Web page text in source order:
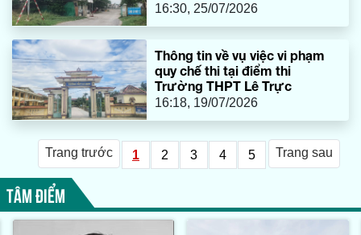
16:30, 25/07/2026
Thông tin về vụ việc vi phạm
quy chế thi tại điểm thi
Trường THPT Lê Trực
16:18, 19/07/2026
Trang trước 1 2 3 4 5 Trang sau
TÂM ĐIỂM